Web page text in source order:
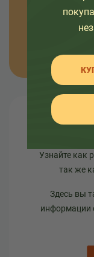
Узнайте как
так же
Здесь вы
информации